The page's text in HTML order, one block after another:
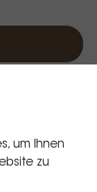
um Ihnen
zu